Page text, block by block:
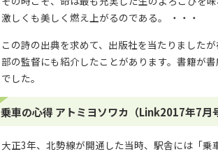
激しくも美しく燃え上がるのである。 ・・・
この詩の出典を求めて、出版社を当たりました
部の監督にも紹介したことがあります。書籍が
でした。
乗車の心得 アトミヨソワカ（Link2017年7月
大正3年、北勢線が開通した当時、駅舎には「乗